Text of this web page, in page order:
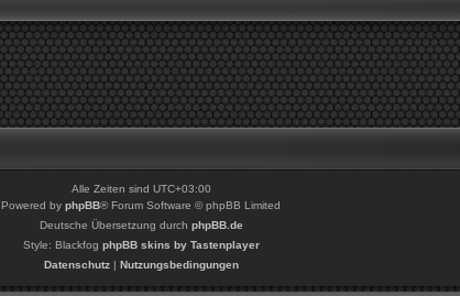
Alle Zeiten sind UTC+03:00
Powered by phpBB® Forum Software © phpBB Limited
Deutsche Übersetzung durch phpBB.de
Style: Blackfog phpBB skins by Tastenplayer
Datenschutz| Nutzungsbedingungen